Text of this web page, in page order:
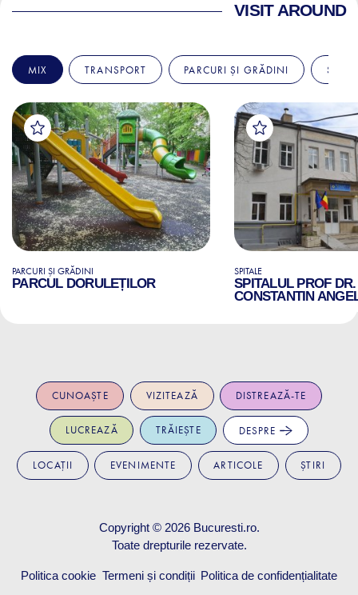
VISIT AROUND
MIX TRANSPORT PARCURI ȘI GRĂDINI
PARCURI ȘI GRĂDINI
PARCUL DORULEȚILOR
SPITALE
SPITALUL PROF DR.
CONSTANTIN
CUNOAȘTE VIZITEAZĂ DISTREAZĂ-TE
LUCREAZĂ TRĂIEȘTE DESPRE
LOCAȚII EVENIMENTE ARTICOLE ȘTIRI
Copyright © 2026 Bucuresti.ro.
Toate drepturile rezervate.
Politica cookie Termeni și condiții Politica de confidențialitate